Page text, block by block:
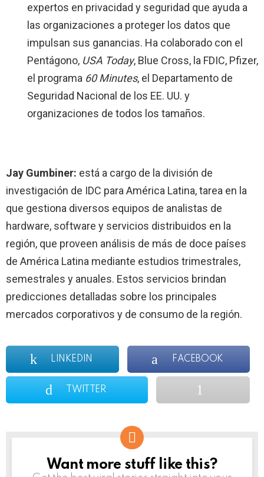
expertos en privacidad y seguridad que ayuda a
las organizaciones a proteger los datos que
impulsan sus ganancias. Ha colaborado con el
Pentágono, USA Today, Blue Cross, la FDIC, Pfizer,
el programa 60 Minutes, el Departamento de
Seguridad Nacional de los EE. UU. y
organizaciones de todos los tamaños.
Jay Gumbiner: está a cargo de la división de
investigación de IDC para América Latina, tarea en la
que gestiona diversos equipos de analistas de
hardware, software y servicios distribuidos en la
región, que proveen análisis de más de doce países
de América Latina mediante estudios trimestrales,
semestrales y anuales. Estos servicios brindan
predicciones detalladas sobre los principales
mercados corporativos y de consumo de la región.
LINKEDIN FACEBOOK
TWITTER
NEWSLETTER
Want more stuff like this?